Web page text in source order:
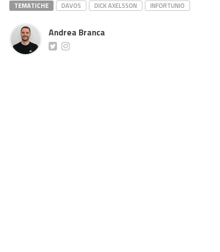
TEMATICHE DAVOS DICK AXELSSON INFORTUNIO
Andrea Branca